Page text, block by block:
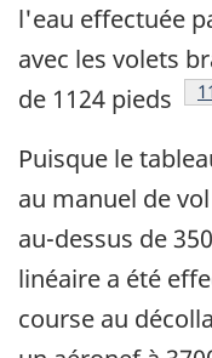
l'eau effectuée
avec les volets
de 1124 pieds
Puisque le
au manuel de
au-dessus de
linéaire a été
course au